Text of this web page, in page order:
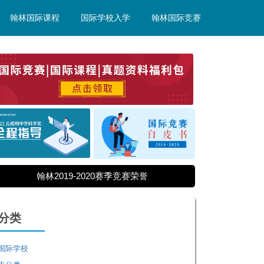
翰林国际课程 国际学校入学 翰林国际竞赛
翰林2019-2020赛季竞赛荣誉
类
际学校